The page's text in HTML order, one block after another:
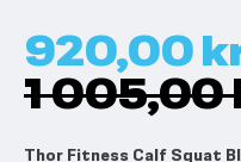
920,00
1 005,00
Thor Fitness Calf Squat